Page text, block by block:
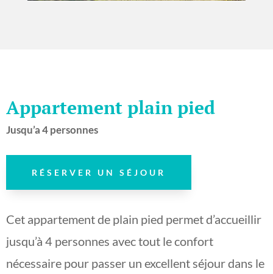
Appartement plain pied
Jusqu’a 4 personnes
RÉSERVER UN SÉJOUR
Cet appartement de plain pied permet d’accueillir
jusqu’à 4 personnes avec tout le confort
nécessaire pour passer un excellent séjour dans le